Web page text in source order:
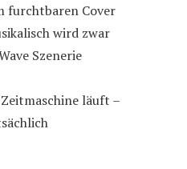
furchtbaren Cover
wird zwar
Szenerie
läuft –